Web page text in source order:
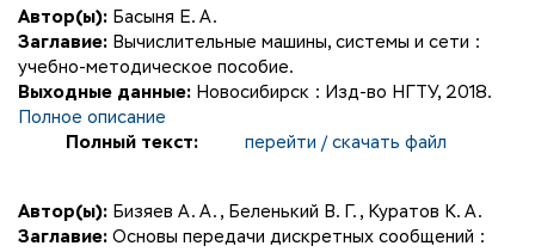
Автор(ы): Басыня Е. А.
Заглавие: Вычислительные машины, системы и сети :
учебно-методическое пособие.
Выходные данные: Новосибирск : Изд-во НГТУ, 2018.
Полное описание
Полный текст:
перейти / скачать файл
Автор(ы): Бизяев А. А. , Беленький В. Г. , Куратов К. А.
Заглавие: Основы передачи дискретных сообщений :